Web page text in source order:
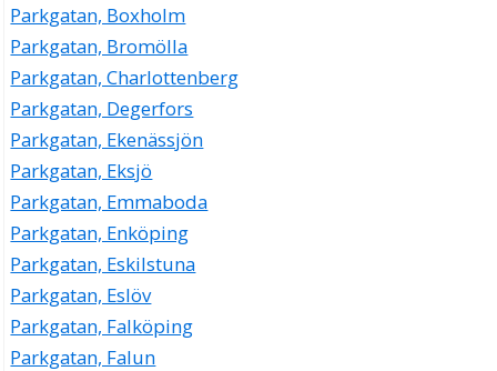
Parkgatan, Boxholm
Parkgatan, Bromölla
Parkgatan, Charlottenberg
Parkgatan, Degerfors
Parkgatan, Ekenässjön
Parkgatan, Eksjö
Parkgatan, Emmaboda
Parkgatan, Enköping
Parkgatan, Eskilstuna
Parkgatan, Eslöv
Parkgatan, Falköping
Parkgatan, Falun